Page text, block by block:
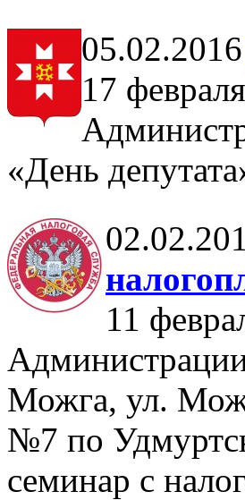
05.02.2016
17
«День
11
Можга, ул.
№7 по
семинар с